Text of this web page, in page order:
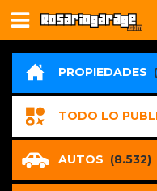
PROPIEDADES
TODO LO
AUTOS (8.532)